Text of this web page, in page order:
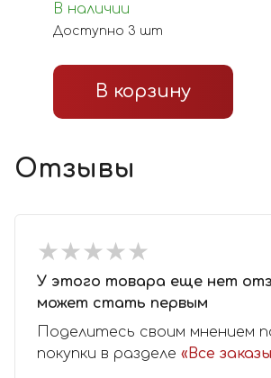
В наличии
Доступно 3 шт
В корзину
Отзывы
★★★★★
★★★★★
У этого товара еще нет
может стать первым
Поделитесь своим мнением
покупки в разделе «Все